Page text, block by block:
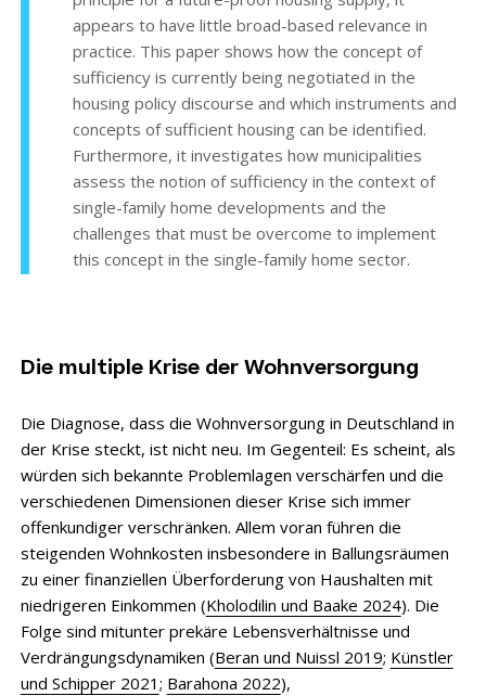
appears to have little broad-based relevance in
practice. This paper shows how the concept of
sufficiency is currently being negotiated in the
housing policy discourse and which instruments and
concepts of sufficient housing can be identified.
Furthermore, it investigates how municipalities
assess the notion of sufficiency in the context of
single-family home developments and the
challenges that must be overcome to implement
this concept in the single-family home sector.
Die multiple Krise der Wohnversorgung
Die Diagnose, dass die Wohnversorgung in Deutschland in
der Krise steckt, ist nicht neu. Im Gegenteil: Es scheint, als
würden sich bekannte Problemlagen verschärfen und die
verschiedenen Dimensionen dieser Krise sich immer
offenkundiger verschränken. Allem voran führen die
steigenden Wohnkosten insbesondere in Ballungsräumen
zu einer finanziellen Überforderung von Haushalten mit
niedrigeren Einkommen (Kholodilin und Baake 2024). Die
Folge sind mitunter prekäre Lebensverhältnisse und
Verdrängungsdynamiken (Beran und Nuissl 2019; Künstler
und Schipper 2021 ; Barahona 2022),